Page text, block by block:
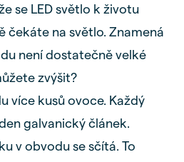
se LED světlo k životu
čekáte na světlo. Znamená
není dostatečně velké
zvýšit?
kusů ovoce. Každý
galvanický článek.
v obvodu se sčítá. To